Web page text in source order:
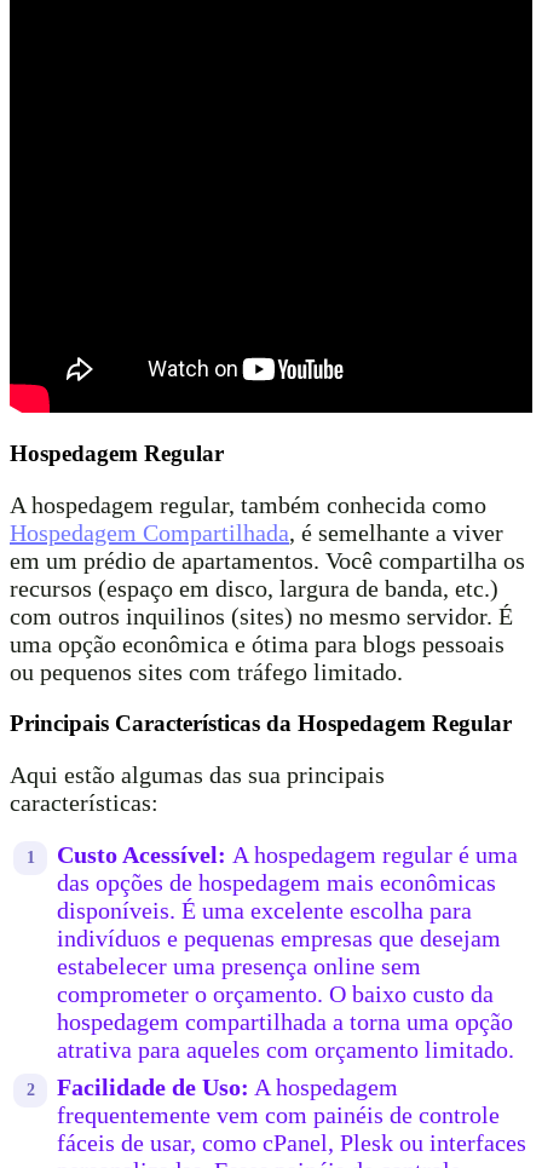
Hospedagem Regular
A hospedagem regular, também conhecida como
Hospedagem Compartilhada, é semelhante a viver
em um prédio de apartamentos. Você compartilha os
recursos (espaço em disco, largura de banda, etc.)
com outros inquilinos (sites) no mesmo servidor. É
uma opção econômica e ótima para blogs pessoais
ou pequenos sites com tráfego limitado.
Principais Características da Hospedagem Regular
Aqui estão algumas das sua principais
características:
Custo Acessível: A hospedagem regular é uma
das opções de hospedagem mais econômicas
disponíveis. É uma excelente escolha para
indivíduos e pequenas empresas que desejam
estabelecer uma presença online sem
comprometer o orçamento. O baixo custo da
hospedagem compartilhada a torna uma opção
atrativa para aqueles com orçamento limitado.
Facilidade de Uso: A hospedagem
frequentemente vem com painéis de controle
fáceis de usar, como cPanel, Plesk ou interfaces